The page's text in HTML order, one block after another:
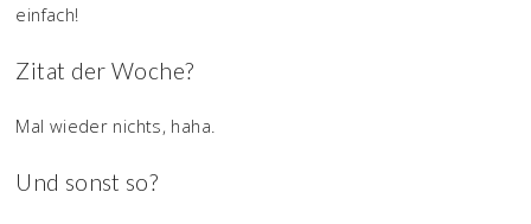
einfach!
Zitat der Woche?
Mal wieder nichts, haha.
Und sonst so?